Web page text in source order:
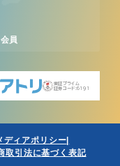
員
東証プライム
証券コード:6191
ディアポリシー
取引法に基づく表記